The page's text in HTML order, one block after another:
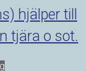
hjälper till
tjära o sot.